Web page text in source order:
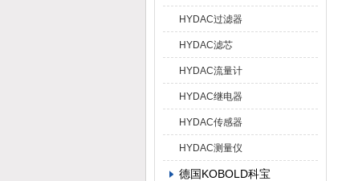
HYDAC过滤器
HYDAC滤芯
HYDAC流量计
HYDAC继电器
HYDAC传感器
HYDAC测量仪
德国KOBOLD科宝